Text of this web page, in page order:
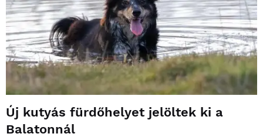
Új kutyás fürdőhelyet jelöltek ki a
Balatonnál